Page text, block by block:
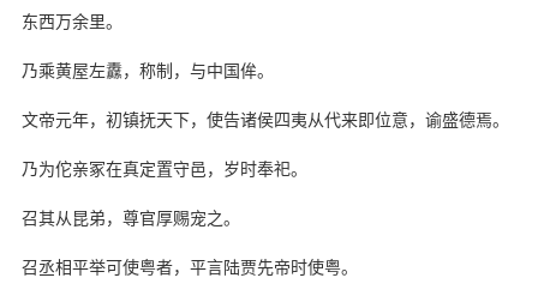
东西万余里。
乃乘黄屋左纛，称制，与中国侔。
文帝元年，初镇抚天下，使告诸侯四夷从代来即位意，谕盛德焉。
乃为佗亲冢在真定置守邑，岁时奉祀。
召其从昆弟，尊官厚赐宠之。
召丞相平举可使粤者，平言陆贾先帝时使粤。